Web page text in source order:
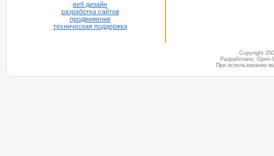
веб дизайн
разработка сайтов
продвижение
техническая поддержка
Copyright
Разработано:
При использовании